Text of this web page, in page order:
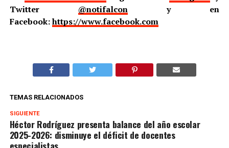
Twitter @notifalcony en
Facebook:https://www.facebook.com
TEMAS RELACIONADOS
SIGUIENTE
Héctor Rodríguez presenta balance del año escolar
2025-2026: disminuye el déficit de docentes